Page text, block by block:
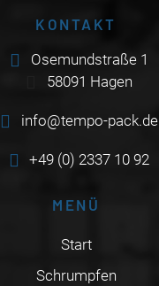
KONTAKT
Osemundstraße 1
58091 Hagen
info@tempo-pack.de
+49 (0) 2337 10 92
MENÜ
Start
Schrumpfen